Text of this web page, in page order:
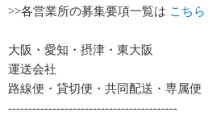
>>各営業所の募集要項一覧は こちら
大阪・愛知・摂津・東大阪
運送会社
路線便・貸切便・共同配送・専属便
------------------------------------------